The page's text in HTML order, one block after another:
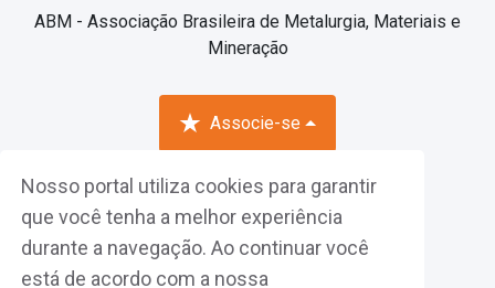
Nosso portal utiliza cookies para garantir
que você tenha a melhor experiência
durante a navegação. Ao continuar você
está de acordo com a nossa
ABM - Associação Brasileira de Metalurgia, Materiais e
Mineração
Associe-se
Fazer Login